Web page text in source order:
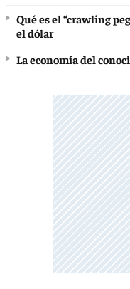
Qué es el “crawling
el dólar
La economía del